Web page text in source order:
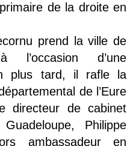
de la droite en
prend la ville de
d’une
plus tard, il rafle la
de l’Eure
directeur de cabinet
Philippe
ambassadeur en